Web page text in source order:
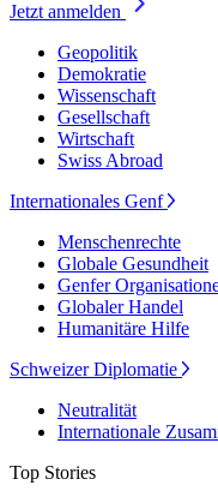
Jetzt anmelden
Geopolitik
Demokratie
Wissenschaft
Gesellschaft
Wirtschaft
Swiss Abroad
Internationales Genf
Menschenrechte
Globale Gesundheit
Genfer
Globaler Handel
Humanitäre Hilfe
Schweizer Diplomatie
Neutralität
Internationale
Top Stories